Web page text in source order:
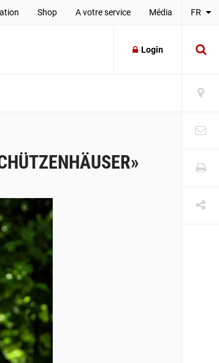
Shop A votre service Média FR
Login